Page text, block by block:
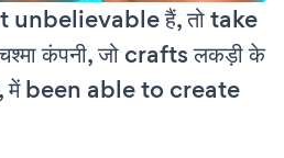
unbelievable हैं, तो take
कंपनी, जो crafts लकड़ी के
है, में been able to create